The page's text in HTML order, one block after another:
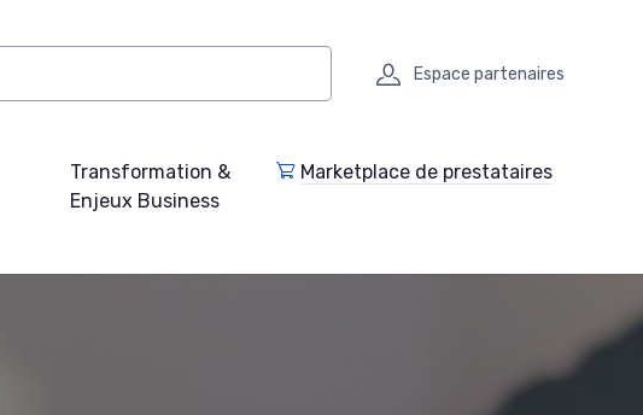
Espace partenaires
Transformation &
Enjeux Business
Marketplace de prestataires